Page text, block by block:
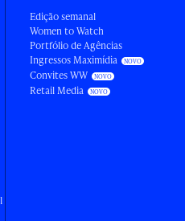
Edição semanal
Women to Watch
Portfólio de Agências
Ingressos Maximídia
Convites WW
Retail Media